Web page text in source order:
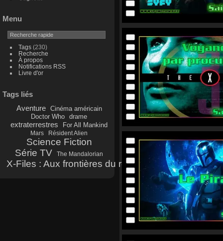
Menu
Tags(230)
Recherche
À propos
Notifications RSS
Livre d'or
Tags liés
Aventure
Cinéma américain
Doctor Who
drame
extraterrestres For All Mankind
Mars Résident Alien
Science Fiction
Série TV
The Mandalorian
X-Files : Aux frontières du réel